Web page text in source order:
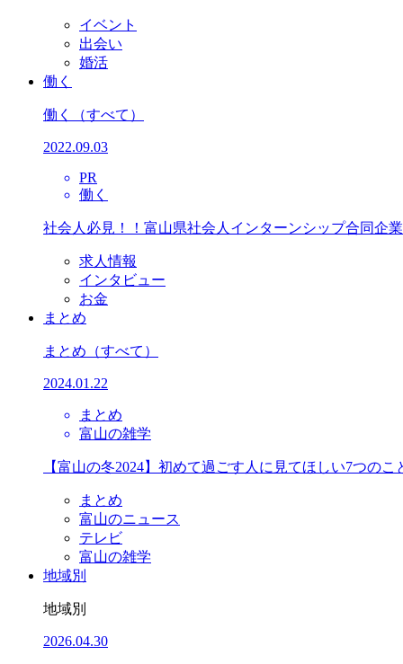
イベント
出会い
婚活
働く
働く （すべて）
2022.09.03
PR
働く
社会人必見！！富山県社会人インターンシップ合同企
求人情報
インタビュー
お金
まとめ
まとめ （すべて）
2024.01.22
まとめ
富山の雑学
【富山の冬2024】初めて過ごす人に見てほしい7つのこ
まとめ
富山のニュース
テレビ
富山の雑学
地域別
地域別
2026.04.30